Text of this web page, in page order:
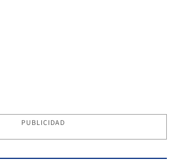
PUBLICIDAD